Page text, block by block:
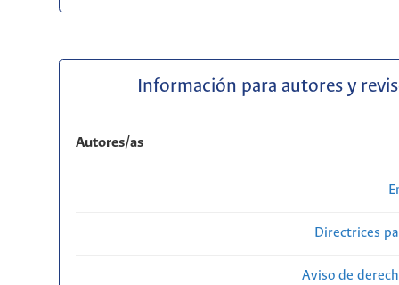
Información para autores y
Autores/as
Directrices
Aviso de